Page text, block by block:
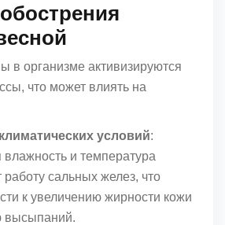
в организме активизируются
что может влиять на
условий:
и температура
сальных желез, что
к увеличению жирности кожи
высыпаний.